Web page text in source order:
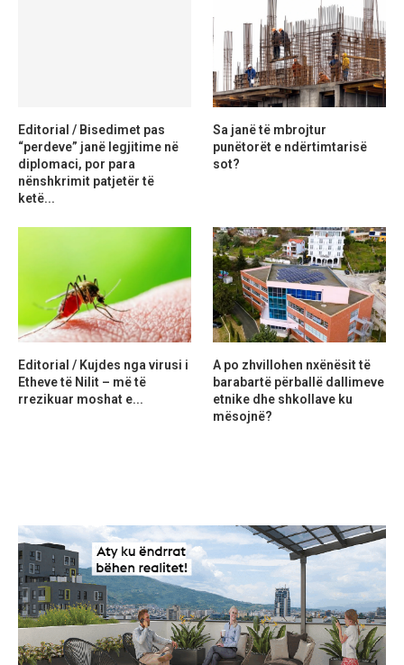
Editorial / Bisedimet pas
“perdeve” janë legjitime në
diplomaci, por para
nënshkrimit patjetër të
ketë...
Sa janë të mbrojtur
punëtorët e ndërtimtarisë
sot?
Editorial / Kujdes nga virusi i
Etheve të Nilit – më të
rrezikuar moshat e...
A po zhvillohen nxënësit të
barabartë përballë dallimeve
etnike dhe shkollave ku
mësojnë?